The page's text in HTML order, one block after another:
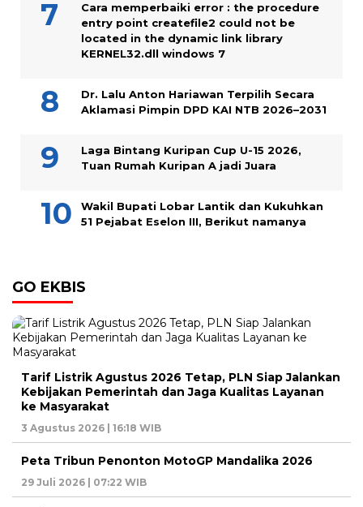
Cara memperbaiki error : the procedure
entry point createfile2 could not be
located in the dynamic link library
KERNEL32.dll windows 7
Dr. Lalu Anton Hariawan Terpilih Secara
Aklamasi Pimpin DPD KAI NTB 2026–2031
Laga Bintang Kuripan Cup U-15 2026,
Tuan Rumah Kuripan A jadi Juara
Wakil Bupati Lobar Lantik dan Kukuhkan
51 Pejabat Eselon III, Berikut namanya
GO EKBIS
Tarif Listrik Agustus 2026 Tetap, PLN Siap Jalankan
Kebijakan Pemerintah dan Jaga Kualitas Layanan
ke Masyarakat
3 Agustus 2026 | 16:18 WIB
Peta Tribun Penonton MotoGP Mandalika 2026
29 Juli 2026 | 07:22 WIB